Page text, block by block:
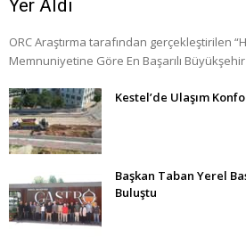
Yer Aldı
ORC Araştırma tarafından gerçekleştirilen
Memnuniyetine Göre En Başarılı
Kestel’de Ulaşım
Başkan Taban Yerel
Buluştu